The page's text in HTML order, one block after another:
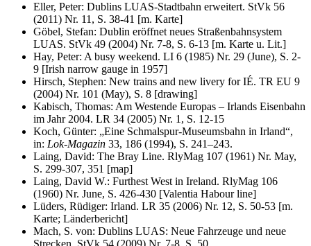
Eller, Peter: Dublins LUAS-Stadtbahn erweitert. StVk 56
(2011) Nr. 11, S. 38-41 [m. Karte]
Göbel, Stefan: Dublin eröffnet neues Straßenbahnsystem
LUAS. StVk 49 (2004) Nr. 7-8, S. 6-13 [m. Karte u. Lit.]
Hay, Peter: A busy weekend. LI 6 (1985) Nr. 29 (June), S. 2-
9 [Irish narrow gauge in 1957]
Hirsch, Stephen: New trains and new livery for IÉ. TR EU 9
(2004) Nr. 101 (May), S. 8 [drawing]
Kabisch, Thomas: Am Westende Europas – Irlands Eisenbahn
im Jahr 2004. LR 34 (2005) Nr. 1, S. 12-15
Koch, Günter: „Eine Schmalspur-Museumsbahn in Irland“,
in: Lok-Magazin 33, 186 (1994), S. 241–243.
Laing, David: The Bray Line. RlyMag 107 (1961) Nr. May,
S. 299-307, 351 [map]
Laing, David W.: Furthest West in Ireland. RlyMag 106
(1960) Nr. June, S. 426-430 [Valentia Habour line]
Lüders, Rüdiger: Irland. LR 35 (2006) Nr. 12, S. 50-53 [m.
Karte; Länderbericht]
Mach, S. von: Dublins LUAS: Neue Fahrzeuge und neue